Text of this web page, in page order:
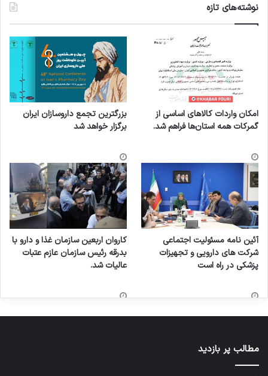
نوشته‌های تازه
امکان واردات کالاهای اساسی از
گمرکات همه استان‌ها فراهم شد.
بزرگترین تجمع داروسازان ایران
برگزار خواهد شد
آئین نامه مسئولیت اجتماعی
شرکت های دارویی و تجهیزات
پزشکی در راه است
کاروان اربعین سازمان غذا و دارو با
بدرقه رئیس سازمان عازم عتبات
عالیات شد.
مطالب پر بازدید